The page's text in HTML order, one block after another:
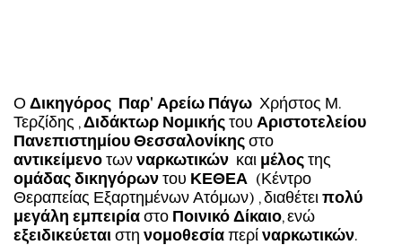
Ο Δικηγόρος Παρ' Αρείω Πάγω Χρήστος Μ.
Τερζίδης ,Διδάκτωρ Νομικής του Αριστοτελείου
Πανεπιστημίου Θεσσαλονίκης στο
αντικείμενο των ναρκωτικών και μέλος της
ομάδας δικηγόρων του ΚΕΘΕΑ (Κέντρο
Θεραπείας Εξαρτημένων Ατόμων) , διαθέτει πολύ
μεγάλη εμπειρία στο Ποινικό Δίκαιο, ενώ
εξειδικεύεται στη νομοθεσία περί ναρκωτικών.